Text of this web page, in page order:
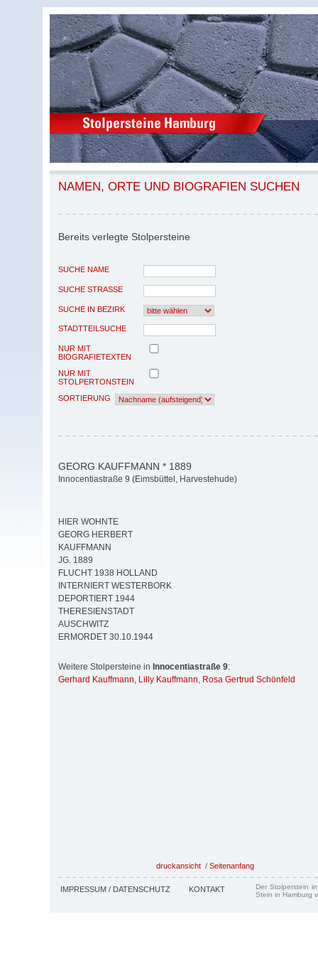
NAMEN, ORTE UND BIOGRAFIEN SUCHEN
Bereits verlegte Stolpersteine
SUCHE NAME
SUCHE STRASSE
SUCHE IN BEZIRK
STADTTEILSUCHE
NUR MIT
BIOGRAFIETEXTEN
NUR MIT
STOLPERTONSTEIN
SORTIERUNG
GEORG KAUFFMANN * 1889
Innocentiastraße 9 (Eimsbüttel, Harvestehude)
HIER WOHNTE
GEORG HERBERT
KAUFFMANN
JG. 1889
FLUCHT 1938 HOLLAND
INTERNIERT WESTERBORK
DEPORTIERT 1944
THERESIENSTADT
AUSCHWITZ
ERMORDET 30.10.1944
Weitere Stolpersteine in Innocentiastraße 9:
Gerhard Kauffmann, Lilly Kauffmann, Rosa Gertrud Schönfeld
druckansicht / Seitenanfang
IMPRESSUM / DATENSCHUTZ KONTAKT
Der Stolperstein
Stein in Hamburg